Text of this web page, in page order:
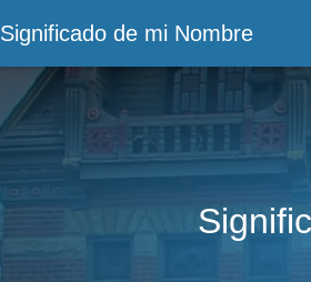
Significado de mi Nombre